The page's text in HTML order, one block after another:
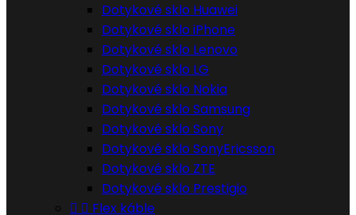
Dotykové sklo Huawei
Dotykové sklo iPhone
Dotykové sklo Lenovo
Dotykové sklo LG
Dotykové sklo Nokia
Dotykové sklo Samsung
Dotykové sklo Sony
Dotykové sklo SonyEricsson
Dotykové sklo ZTE
Dotykové sklo Prestigio
  Flex káble